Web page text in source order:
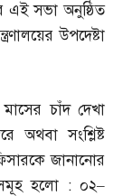
এই সভা অনুষ্ঠিত
উপদেষ্টা
চাঁদ দেখা
অথবা সংশ্লিষ্ট
জানানোর
হলো : ০২–